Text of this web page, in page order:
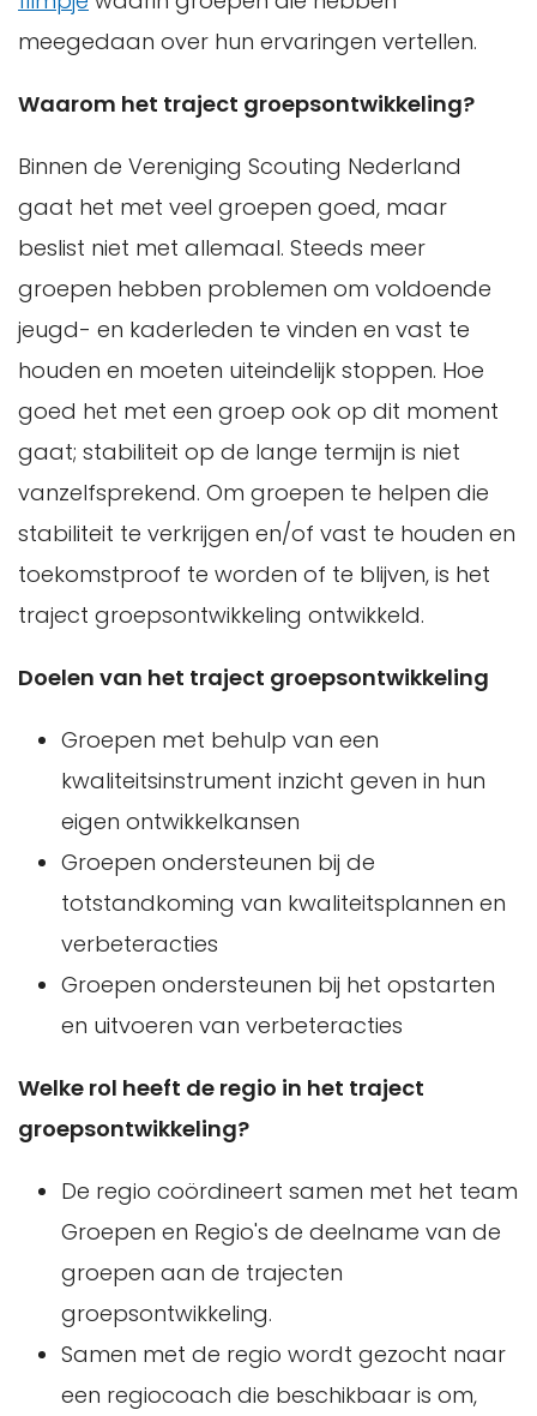
meegedaan over hun ervaringen vertellen.
Waarom het traject groepsontwikkeling?
Binnen de Vereniging Scouting Nederland
gaat het met veel groepen goed, maar
beslist niet met allemaal. Steeds meer
groepen hebben problemen om voldoende
jeugd- en kaderleden te vinden en vast te
houden en moeten uiteindelijk stoppen. Hoe
goed het met een groep ook op dit moment
gaat; stabiliteit op de lange termijn is niet
vanzelfsprekend. Om groepen te helpen die
stabiliteit te verkrijgen en/of vast te houden en
toekomstproof te worden of te blijven, is het
traject groepsontwikkeling ontwikkeld.
Doelen van het traject groepsontwikkeling
Groepen met behulp van een
kwaliteitsinstrument inzicht geven in hun
eigen ontwikkelkansen
Groepen ondersteunen bij de
totstandkoming van kwaliteitsplannen en
verbeteracties
Groepen ondersteunen bij het opstarten
en uitvoeren van verbeteracties
Welke rol heeft de regio in het traject
groepsontwikkeling?
De regio coördineert samen met het team
Groepen en Regio's de deelname van de
groepen aan de trajecten
groepsontwikkeling.
Samen met de regio wordt gezocht naar
een regiocoach die beschikbaar is om,